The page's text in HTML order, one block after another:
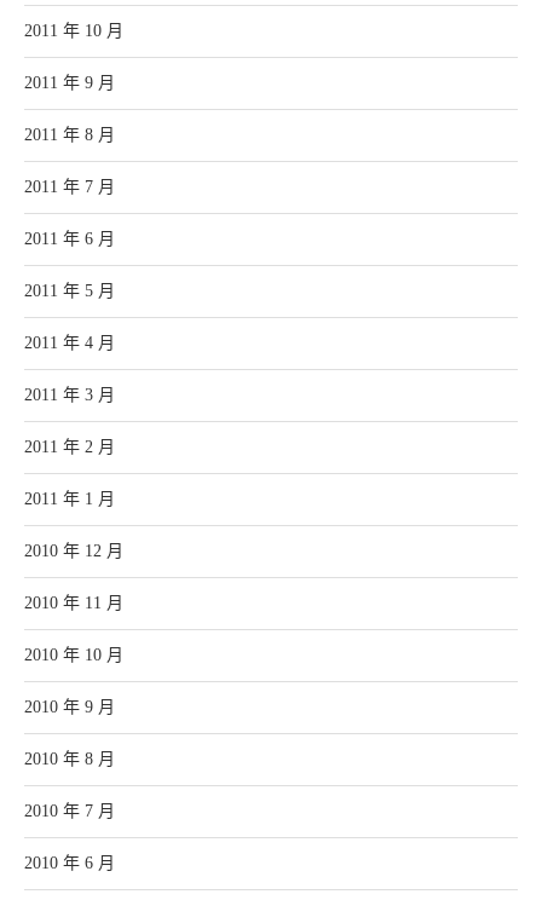
2011 年 10 月
2011 年 9 月
2011 年 8 月
2011 年 7 月
2011 年 6 月
2011 年 5 月
2011 年 4 月
2011 年 3 月
2011 年 2 月
2011 年 1 月
2010 年 12 月
2010 年 11 月
2010 年 10 月
2010 年 9 月
2010 年 8 月
2010 年 7 月
2010 年 6 月